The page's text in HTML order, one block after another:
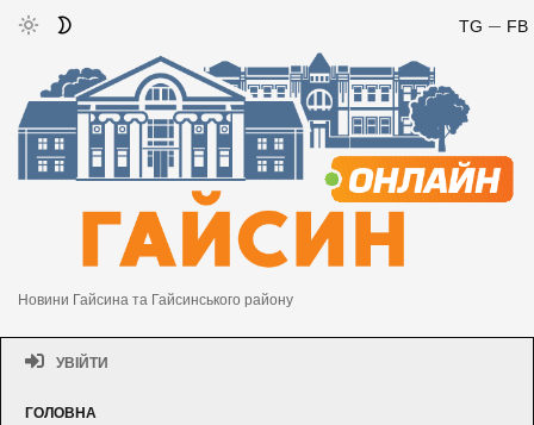
FB
TG
Новини Гайсина та Гайсинського району
УВІЙТИ
ГОЛОВНА